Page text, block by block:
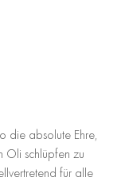
die absolute Ehre,
Oli schlüpfen zu
für alle